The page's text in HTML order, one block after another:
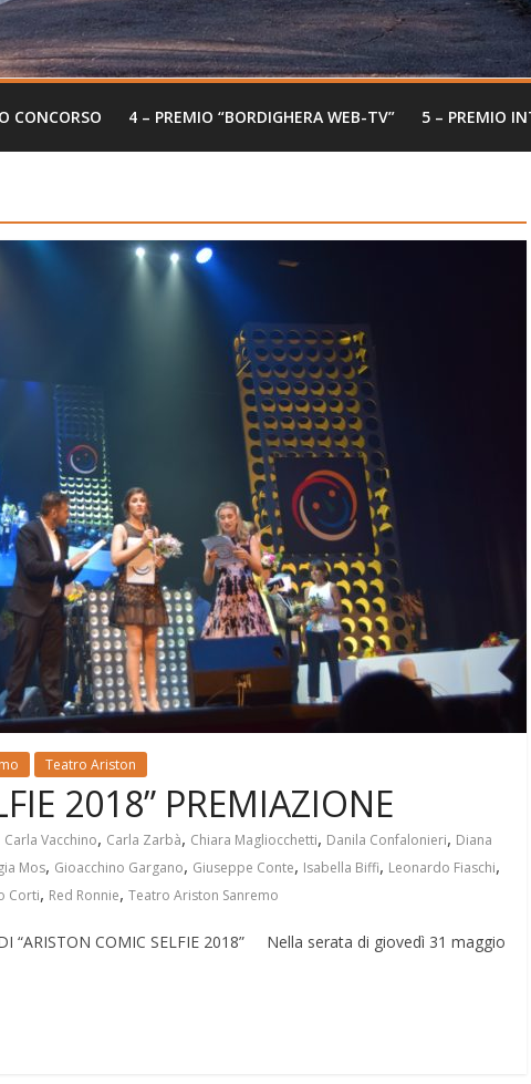
CONCORSO 4 – PREMIO “BORDIGHERA WEB-TV” 5 – PREMIO
Teatro Ariston
2018” PREMIAZIONE
Carla Vacchino, Carla Zarbà, Chiara Magliocchetti, Danila Confalonieri, Diana
Mos, Gioacchino Gargano, Giuseppe Conte, Isabella Biffi, Leonardo Fiaschi,
Corti, Red Ronnie, Teatro Ariston Sanremo
DI “ARISTON COMIC SELFIE 2018” Nella serata di giovedì 31 maggio